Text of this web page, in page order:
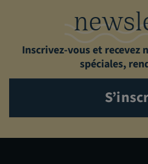
Inscrivez-vous et recevez
spéciales,